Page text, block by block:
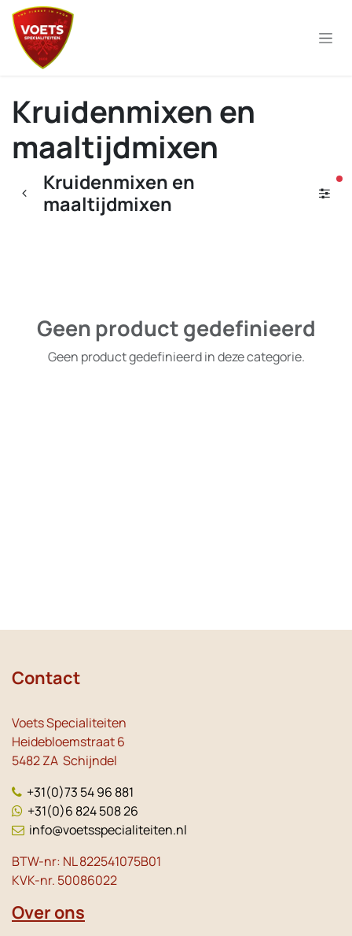
Overslaan naar inhoud
Kruidenmixen en
maaltijdmixen
Kruidenmixen en
maaltijdmixen
Geen product gedefinieerd
Geen product gedefinieerd in deze categorie.
Contact
Voets Specialiteiten
Heidebloemstraat 6
5482 ZA Schijndel
+31(0)73 54 96 881
+31(0)6 824 508 26
info@voetsspecialiteiten.nl
BTW-nr: NL 822541075B01
KVK-nr. 50086022
Over ons